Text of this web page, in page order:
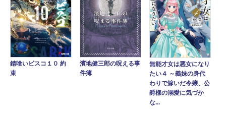
錆喰いビスコ１０ 約
束
濱地健三郎の呪える事
件簿
無能才女は悪女になり
たい４ ～義妹の身代
わりで嫁いだ令嬢、公
爵様の溺愛に気づか
な...